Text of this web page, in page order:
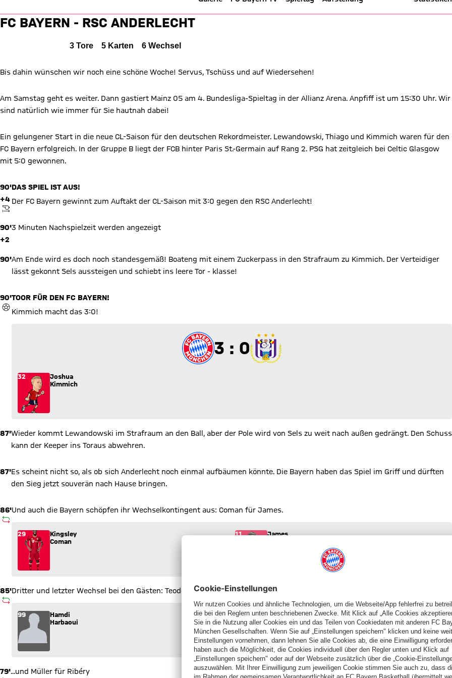
Zwischenergebnis:
1 zu 0 nach Erste Halbzeit
Zum Spielbericht
Liveticker: FC Bayern vs. Anderlecht - Champions League 17/
FC BAYERN - RSC ANDERLECHT
3 Tore 5 Karten 6 Wechsel
Bis dahin wünschen wir noch eine schöne Woche! Servus, Tschüss und auf Wiedersehen!
Am Samstag geht es weiter. Dann gastiert Mainz 05 am 4. Bundesliga-Spieltag in der Allianz Arena. Anpfiff ist um 15:30 Uhr. Wir
sind natürlich wie immer für Sie hautnah dabei!
Ein gelungener Start in die neue CL-Saison für den deutschen Rekordmeister. Lewandowski, Thiago und Kimmich waren für den
FC Bayern erfolgreich. In der Gruppe B liegt der FCB hinter Paris St.-Germain auf Rang 2. PSG hat zeitgleich bei Celtic Glasgow
mit 5:0 gewonnen.
90'
+4
ANPFIFF
DAS SPIEL IST AUS!
Der FC Bayern gewinnt zum Auftakt der CL-Saison mit 3:0 gegen den RSC Anderlecht!
90'
+2
3 Minuten Nachspielzeit werden angezeigt
90'Am Ende wird es doch noch standesgemäß! Boateng mit einem Zuckerpass in den Strafraum zu Kimmich. Der Verteidiger
lässt gekonnt Sels aussteigen und schiebt ins leere Tor - klasse!
90'
TOR
TOOR FÜR DEN FC BAYERN!
Kimmich macht das 3:0!
3 zu 0
3 : 0
32
Joshua
Kimmich
87'Wieder kommt Lewandowski im Strafraum an den Ball, aber der Pole wird von Sels zu weit nach außen gedrängt. Den Schuss
kann der Keeper ins Toraus abwehren.
87'Es scheint nicht so, als ob sich Anderlecht noch einmal aufbäumen könnte. Die Bayern haben das Spiel im Griff und dürften
den Sieg jetzt souverän nach Hause bringen.
86'
AUSWECHSLUNG
Und auch die Bayern schöpfen ihr Wechselkontingent aus: Coman für James.
Wechsel: Kingsley Coman (29) kommt für James Rodríguez (11) ins Spiel.
29
Kingsley
Coman
11
James
85'
AUSWECHSLUNG
Dritter und letzter Wechsel bei den Gästen: Teodorczyk macht Platz für Harbaoui
Wechsel: Hamdi Harbaoui (99) kommt für Lukasz Teodorczyk (91) ins Spiel.
99
Hamdi
Harbaoui
91
Lukasz
Teodorczyk
79'...und Müller für Ribéry